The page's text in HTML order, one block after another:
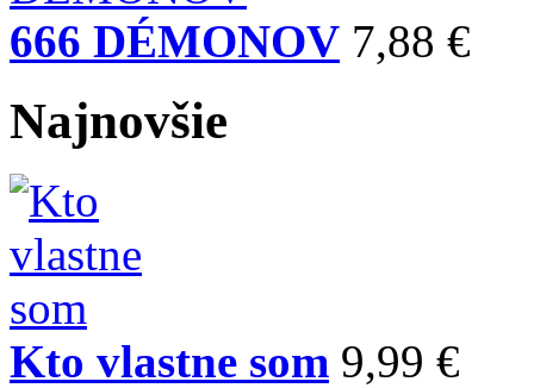
666 DÉMONOV 7,88 €
Najnovšie
Kto vlastne som 9,99 €